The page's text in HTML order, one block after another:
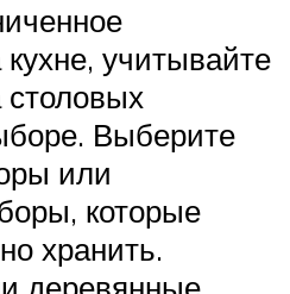
учитывайте
Выберите
или
которые
хранить.